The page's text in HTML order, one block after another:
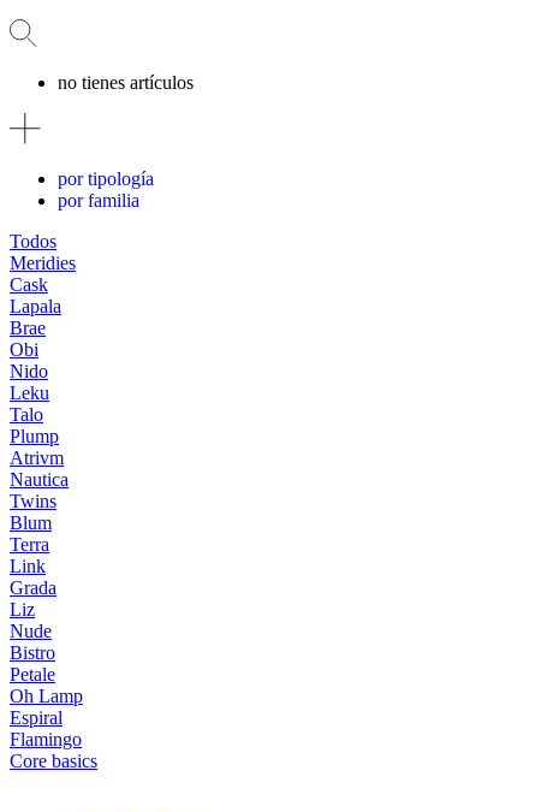
no tienes artículos
por tipología
por familia
Todos
Meridies
Cask
Lapala
Brae
Obi
Nido
Leku
Talo
Plump
Atrivm
Nautica
Twins
Blum
Terra
Link
Grada
Liz
Nude
Bistro
Petale
Oh Lamp
Espiral
Flamingo
Core basics